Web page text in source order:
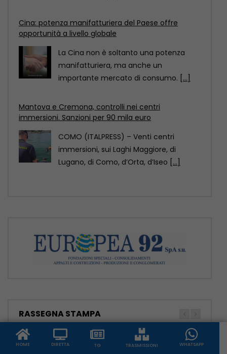
immersioni. Sanzioni per 90 mila euro
COMO (ITALPRESS) – Venti centri
immersioni, sui Laghi Maggiore, di
Lugano, di Como, d’Orta, d’Iseo
dell’architettura 2029
Pechino è stata designata Capitale
mondiale dell’architettura Unesco-Uia
(Unione internazionale degli architetti)
2029, come annunciato[...]
RASSEGNA STAMPA
HOME DIRETTA TG TRASMISSIONI WHATSAPP